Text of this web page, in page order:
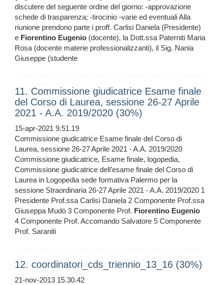
discutere del seguente ordine del giorno: -approvazione
schede di trasparenza; -tirocinio -varie ed eventuali Alla
riunione prendono parte i proff. Carlisi Daniela (Presidente)
e Fiorentino Eugenio (docente), la Dott.ssa Paterniti Maria
Rosa (docente materie professionalizzanti), il Sig. Nania
Giuseppe (studente
11. Commissione giudicatrice Esame finale
del Corso di Laurea, sessione 26-27 Aprile
2021 - A.A. 2019/2020 (30%)
15-apr-2021 9.51.19
Commissione giudicatrice Esame finale del Corso di
Laurea, sessione 26-27 Aprile 2021 - A.A. 2019/2020
Commissione giudicatrice, Esame finale, logopedia,
Commissione giudicatrice dell’esame finale del Corso di
Laurea in Logopedia sede formativa Palermo per la
sessione Straordinaria 26-27 Aprile 2021 - A.A. 2019/2020 1
Presidente Prof.ssa Carlisi Daniela 2 Componente Prof.ssa
Giuseppa Mudò 3 Componente Prof. Fiorentino Eugenio
4 Componente Prof. Accomando Salvatore 5 Componente
Prof. Saraniti
12. coordinatori_cds_triennio_13_16 (30%)
21-nov-2013 15.30.42